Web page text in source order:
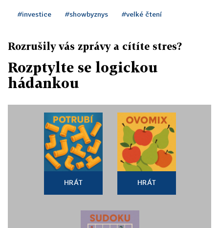
#investice #showbyznys #velké čtení
Rozrušily vás zprávy a cítíte stres?
Rozptylte se logickou
hádankou
HRÁT HRÁT